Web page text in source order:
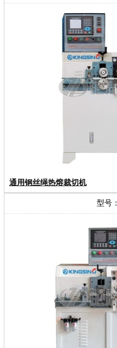
通用钢丝绳热熔裁切机
型号：